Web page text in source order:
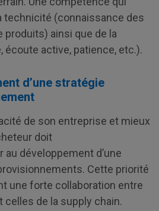
technicité (connaissance des
ainsi que de la
écoute active, patience, etc.).
d’une stratégie
de son entreprise et mieux
doit
développement d’une
Cette priorité
une forte collaboration entre
celles de la supply chain.